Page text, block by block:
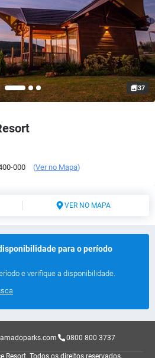
000 (Ver no Mapa)
37
VER NO MAPA
para o período
e verifique a disponibilidade.
0800 800 3737
Resort. Todos os direitos reservados.